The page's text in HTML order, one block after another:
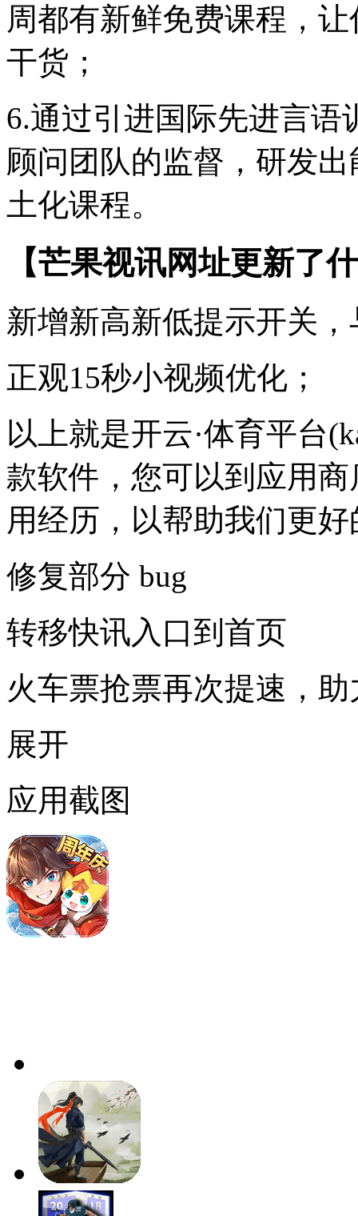
周都有新鲜免费课程，
干货；
6.通过引进国际先进言
顾问团队的监督，研发
土化课程。
【芒果视讯网址更新了
新增新高新低提示开关
正观15秒小视频优化；
以上就是开云·体育平台
款软件，您可以到应用
用经历，以帮助我们更
修复部分 bug
转移快讯入口到首页
火车票抢票再次提速，
展开
应用截图